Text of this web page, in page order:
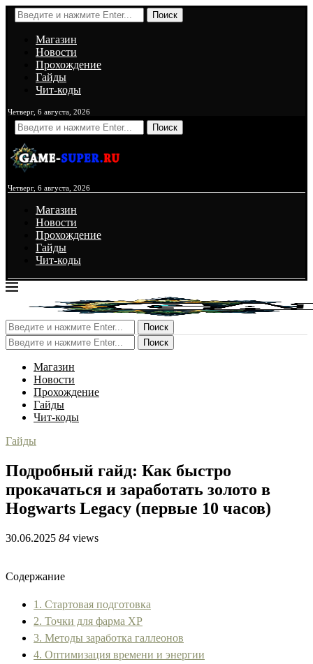
Поиск
Магазин
Новости
Прохождение
Гайды
Чит-коды
Четверг, 6 августа, 2026
Поиск
Четверг, 6 августа, 2026
Магазин
Новости
Прохождение
Гайды
Чит-коды
Поиск
Поиск
Магазин
Новости
Прохождение
Гайды
Чит-коды
Гайды
Подробный гайд: Как быстро
прокачаться и заработать золото в
Hogwarts Legacy (первые 10 часов)
30.06.2025 84 views
Содержание
1. Стартовая подготовка
2. Точки для фарма XP
3. Методы заработка галлеонов
4. Оптимизация времени и энергии